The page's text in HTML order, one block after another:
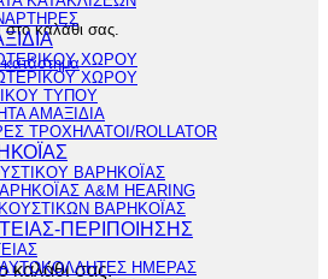
καλάθι σας.
καλάθι σας.
ΧΩΡΟΥ
ΧΩΡΟΥ
ΤΥΠΟΥ
ΑΜΑΞΙΔΙΑ
ΤΡΟΧΗΛΑΤΟΙ/ROLLATOR
ΒΑΡΗΚΟΪΑΣ
A&M HEARING
ΒΑΡΗΚΟΪΑΣ
ΠΕΡΙΠΟΙΗΣΗΣ
ΗΜΕΡΑΣ